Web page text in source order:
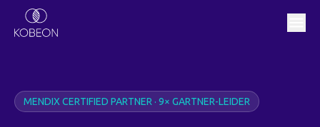
MENDIX CERTIFIED PARTNER · 9× GARTNER-LEIDER